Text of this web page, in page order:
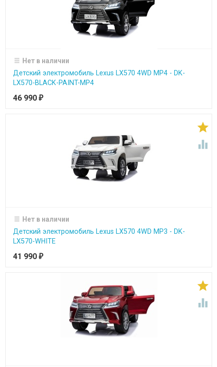
Нет в наличии
Детский электромобиль Lexus LX570 4WD MP4 - DK-
LX570-BLACK-PAINT-MP4
46 990 ₽


Нет в наличии
Детский электромобиль Lexus LX570 4WD MP3 - DK-
LX570-WHITE
41 990 ₽

